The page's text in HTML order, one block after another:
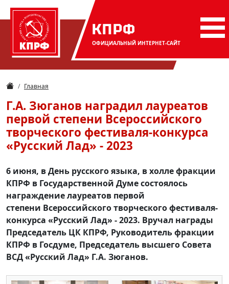
КПРФ
ОФИЦИАЛЬНЫЙ ИНТЕРНЕТ-САЙТ
Главная
Г.А. Зюганов наградил лауреатов
первой степени Всероссийского
творческого фестиваля-конкурса
«Русский Лад» - 2023
6 июня, в День русского языка, в холле фракции
КПРФ в Государственной Думе состоялось
награждение лауреатов первой
степени Всероссийского творческого фестиваля-
конкурса «Русский Лад» - 2023. Вручал награды
Председатель ЦК КПРФ, Руководитель фракции
КПРФ в Госдуме, Председатель высшего Совета
ВСД «Русский Лад» Г.А. Зюганов.